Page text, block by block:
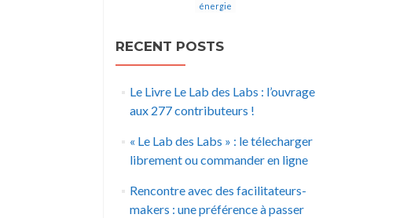
énergie
RECENT POSTS
Le Livre Le Lab des Labs : l’ouvrage
aux 277 contributeurs !
« Le Lab des Labs » : le télecharger
librement ou commander en ligne
Rencontre avec des facilitateurs-
makers : une préférence à passer